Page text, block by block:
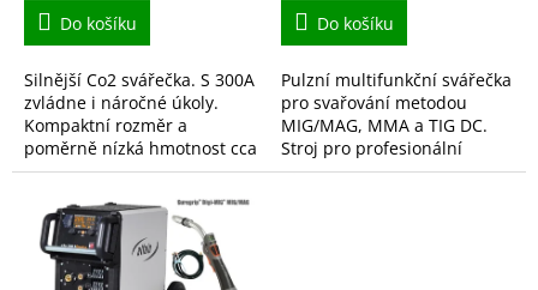
Do košíku
Silnější Co2 svářečka. S 300A
zvládne i náročné úkoly.
Kompaktní rozměr a
poměrně nízká hmotnost cca
43Kg umožnuje i snadný
převoz stroje i osobním
autem. Synergií vybavené...
Do košíku
Pulzní multifunkční svářečka
pro svařování metodou
MIG/MAG, MMA a TIG DC.
Stroj pro profesionální
svářeče, kteří očekávají